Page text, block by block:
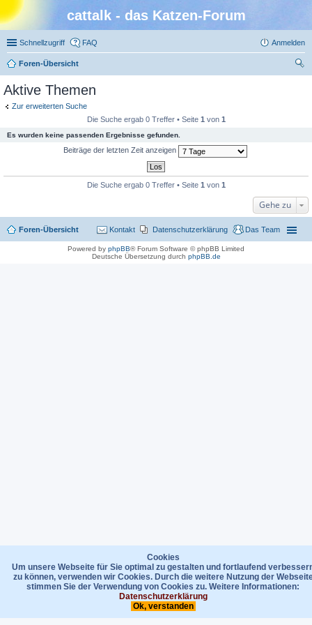
cattalk - das Katzen-Forum
Schnellzugriff FAQ Anmelden
Foren-Übersicht
Aktive Themen
Zur erweiterten Suche
Die Suche ergab 0 Treffer • Seite 1 von 1
Es wurden keine passenden Ergebnisse gefunden.
Beiträge der letzten Zeit anzeigen
Die Suche ergab 0 Treffer • Seite 1 von 1
Gehe zu
Cookies
Um unsere Webseite für Sie optimal zu gestalten und fortlaufend
zu können, verwenden wir Cookies. Durch die weitere Nutzung der
stimmen Sie der Verwendung von Cookies zu. Weitere Informationen:
Datenschutzerklärung
Ok, verstanden
Foren-Übersicht Das Team
Datenschutzerklärung
Kontakt
Powered by phpBB® Forum Software © phpBB Limited
Deutsche Übersetzung durch phpBB.de